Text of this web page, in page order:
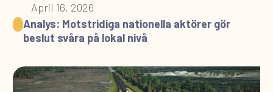
April 16, 2026
Analys: Motstridiga nationella aktörer gör
beslut svåra på lokal nivå